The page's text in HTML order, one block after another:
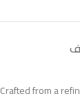
from a